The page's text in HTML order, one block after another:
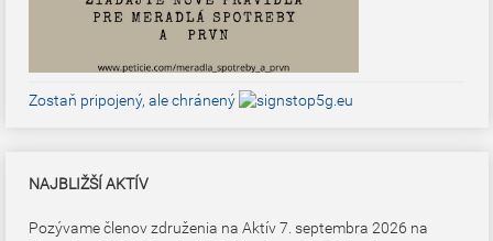
Zostaň pripojený, ale chránený
NAJBLIŽŠÍ AKTÍV
Pozývame členov združenia na Aktív 7. septembra 2026 na